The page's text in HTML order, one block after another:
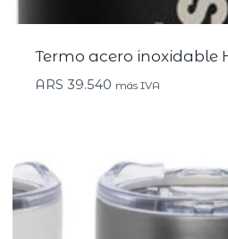
Termo acero inoxidable
ARS 39.540 más IVA